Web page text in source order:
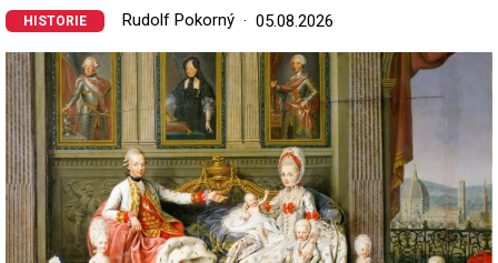
HISTORIE Rudolf Pokorný 05.08.2026
Image